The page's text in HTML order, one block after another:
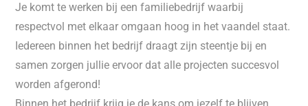
Je komt te werken bij een familiebedrijf waarbij
respectvol met elkaar omgaan hoog in het vaandel staat.
Iedereen binnen het bedrijf draagt zijn steentje bij en
samen zorgen jullie ervoor dat alle projecten succesvol
worden afgerond!